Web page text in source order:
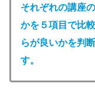
それぞれの講座
かを５項目で比
らが良いかを判
す。